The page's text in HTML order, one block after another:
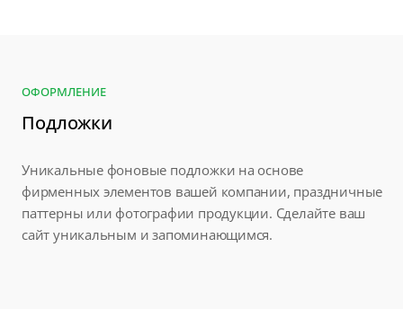
ОФОРМЛЕНИЕ
Подложки
Уникальные фоновые подложки на основе
фирменных элементов вашей компании, праздничные
паттерны или фотографии продукции. Сделайте ваш
сайт уникальным и запоминающимся.